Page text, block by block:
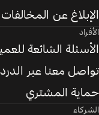
الإبلاغ عن المخالفات
الأفراد
الأسئلة الشائعة
تواصل معنا عبر
حماية المشتري
الشركاء